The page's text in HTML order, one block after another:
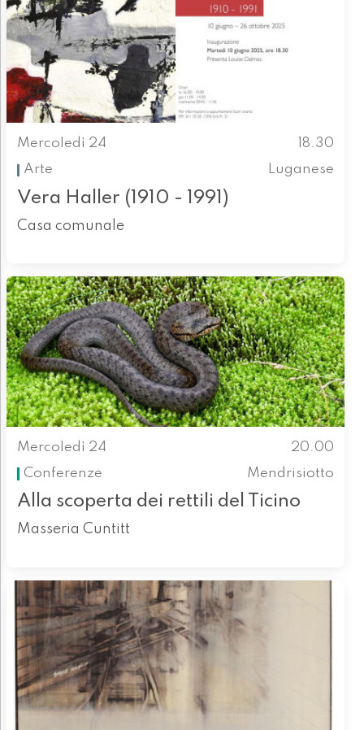
Mercoledì 24
18.30
Arte
Luganese
Vera Haller (1910 - 1991)
Casa comunale
Mercoledì 24
20.00
Conferenze
Mendrisiotto
Alla scoperta dei rettili del Ticino
Masseria Cuntitt